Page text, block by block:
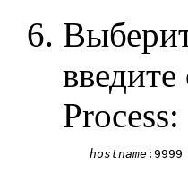
Process:
hostname